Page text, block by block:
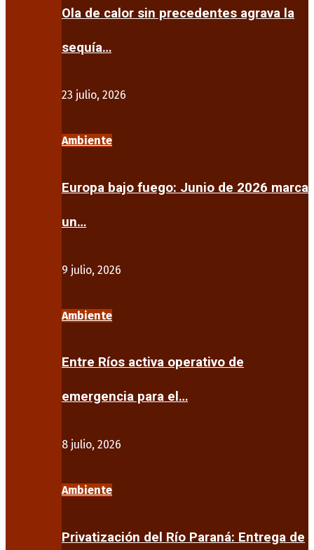
Ola de calor sin precedentes agrava la
sequía…
23 julio, 2026
Ambiente
Europa bajo fuego: Junio de 2026 marca
un…
9 julio, 2026
Ambiente
Entre Ríos activa operativo de
emergencia para el…
8 julio, 2026
Ambiente
Privatización del Río Paraná: Entrega de